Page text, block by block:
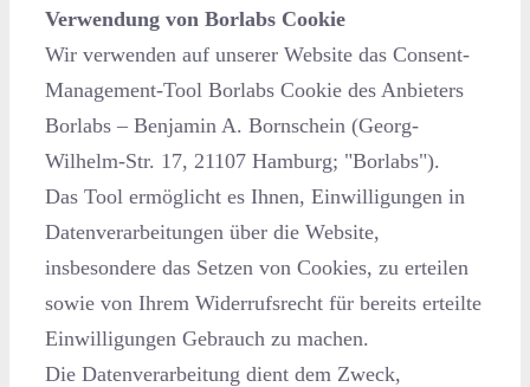
Verwendung von Borlabs Cookie
Wir verwenden auf unserer Website das Consent-
Management-Tool Borlabs Cookie des Anbieters
Borlabs – Benjamin A. Bornschein (Georg-
Wilhelm-Str. 17, 21107 Hamburg; "Borlabs").
Das Tool ermöglicht es Ihnen, Einwilligungen in
Datenverarbeitungen über die Website,
insbesondere das Setzen von Cookies, zu erteilen
sowie von Ihrem Widerrufsrecht für bereits erteilte
Einwilligungen Gebrauch zu machen.
Die Datenverarbeitung dient dem Zweck,